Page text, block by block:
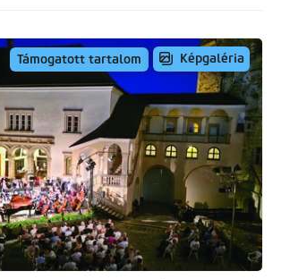
Támogatott tartalom Képgaléria